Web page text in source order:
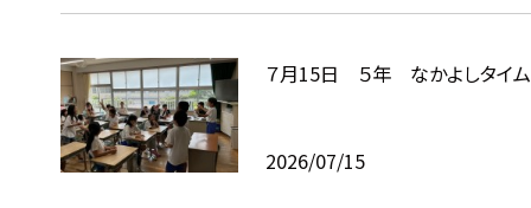
７月15日 ５年 なかよしタイム
2026/07/15